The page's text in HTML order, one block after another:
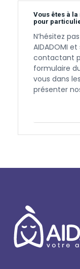
Vous êtes à
pour
N’hésitez
AIDADOMI
contactant
formulaire
vous dans
présenter